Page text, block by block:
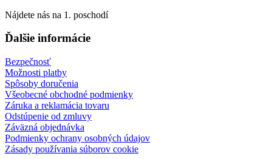
Nájdete nás na 1. poschodí
Ďalšie informácie
Bezpečnosť
Možnosti platby
Spôsoby doručenia
Všeobecné obchodné podmienky
Záruka a reklamácia tovaru
Odstúpenie od zmluvy
Záväzná objednávka
Podmienky ochrany osobných údajov
Zásady používania súborov cookie